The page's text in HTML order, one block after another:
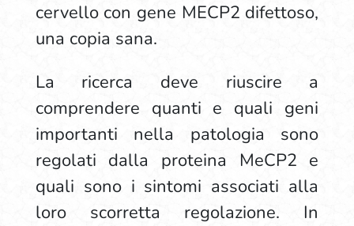
cervello con gene MECP2 difettoso,
una copia sana.
La ricerca deve riuscire a
comprendere quanti e quali geni
importanti nella patologia sono
regolati dalla proteina MeCP2 e
quali sono i sintomi associati alla
loro scorretta regolazione. In